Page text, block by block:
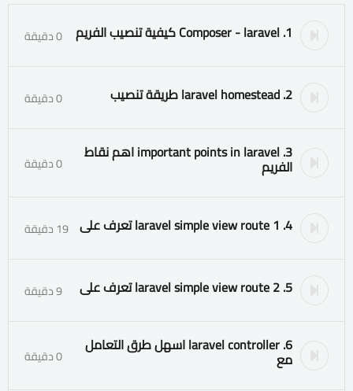
1. Composer - laravel كيفية تنصيب الفريم 0 دقيقة
2. laravel homestead طريقة تنصيب 0 دقيقة
3. important points in laravel اهم نقاط
الفريم 0 دقيقة
4. laravel simple view route 1 تعرف على 19 دقيقة
5. laravel simple view route 2 تعرف على 9 دقيقة
6. laravel controller اسهل طرق التعامل
مع 0 دقيقة